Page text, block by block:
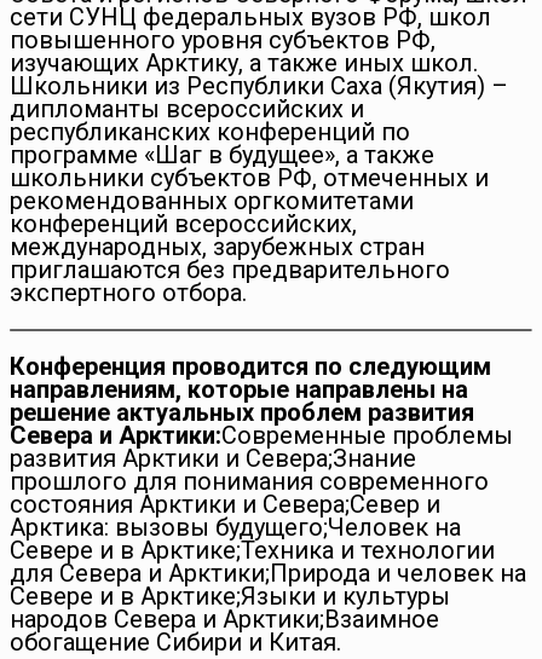
сети СУНЦ федеральных вузов РФ, школ
повышенного уровня субъектов РФ,
изучающих Арктику, а также иных школ.
Школьники из Республики Саха (Якутия) –
дипломанты всероссийских и
республиканских конференций по
программе «Шаг в будущее», а также
школьники субъектов РФ, отмеченных и
рекомендованных оргкомитетами
конференций всероссийских,
международных, зарубежных стран
приглашаются без предварительного
экспертного отбора.
Конференция проводится по следующим
направлениям, которые направлены на
решение актуальных проблем развития
Севера и Арктики:Современные проблемы
развития Арктики и Севера;Знание
прошлого для понимания современного
состояния Арктики и Севера;Север и
Арктика: вызовы будущего;Человек на
Севере и в Арктике;Техника и технологии
для Севера и Арктики;Природа и человек на
Севере и в Арктике;Языки и культуры
народов Севера и Арктики;Взаимное
обогащение Сибири и Китая.